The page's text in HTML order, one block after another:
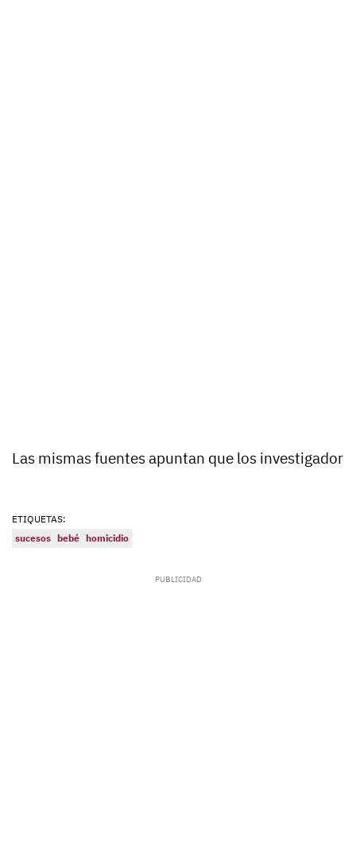
Las mismas fuentes apuntan que los investigador
ETIQUETAS:
sucesos bebé homicidio